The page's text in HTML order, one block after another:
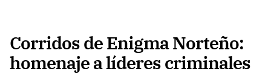
Corridos de Enigma Norteño:
homenaje a líderes criminales